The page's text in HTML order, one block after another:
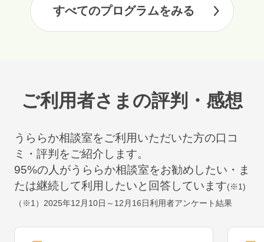
すべてのプログラムをみる
ご利用者さまの評判・感想
うららか相談室をご利用いただいた方の口コ
ミ・評判をご紹介します。
95%の人がうららか相談室をお勧めしたい・ま
たは継続して利用したいと回答しています(※1)
（※1） 2025年12月10日～12月16日利用者アンケート結果